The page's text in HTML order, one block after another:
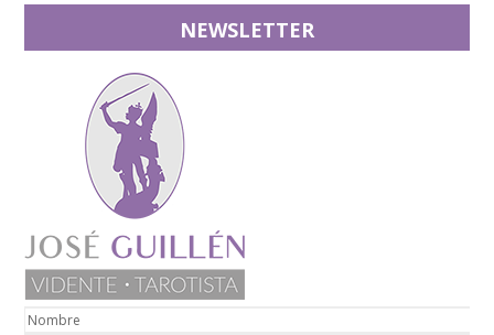
NEWSLETTER